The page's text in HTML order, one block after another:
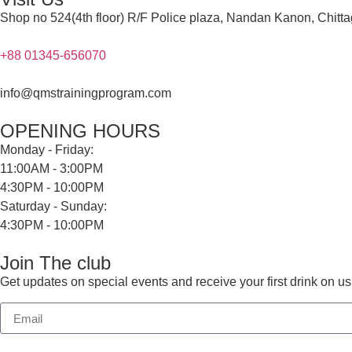
Shop no 524(4th floor) R/F Police plaza, Nandan Kanon,
+88 01345-656070
info@qmstrainingprogram.com
OPENING HOURS
Monday - Friday:
11:00AM - 3:00PM
4:30PM - 10:00PM
Saturday - Sunday:
4:30PM - 10:00PM
Join The club
Get updates on special events and receive your first drink on